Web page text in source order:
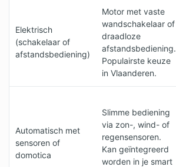
Elektrisch
(schakelaar of
afstandsbediening)
Motor met vaste
wandschakelaar of
draadloze
afstandsbediening.
Populairste keuze
in Vlaanderen.
Automatisch met
sensoren of
domotica
Slimme bediening
via zon-, wind- of
regensensoren.
Kan geïntegreerd
worden in je smart